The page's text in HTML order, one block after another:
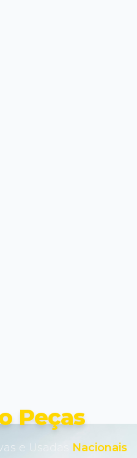
Peças
e Usadas Nacionais